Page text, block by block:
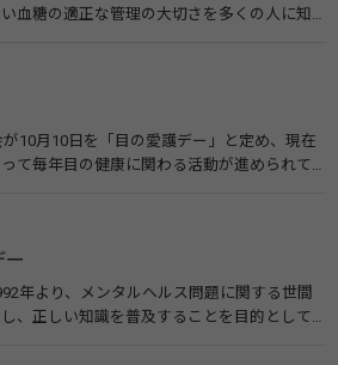
血糖の適正な管理の大切さを多くの人に知
ク
10月10日を「目の愛護デー」と定め、現在
て毎年目の健康に関わる活動が進められて
ー
年より、メンタルヘルス問題に関する世間
、正しい知識を普及することを目的として、